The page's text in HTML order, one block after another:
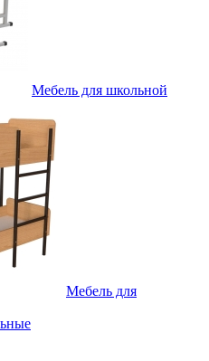
Мебель для школьной
Мебель для